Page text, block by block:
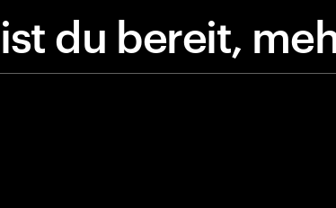
Bis tdube reit,